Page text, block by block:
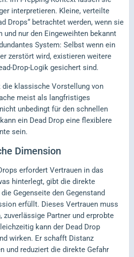
interpretieren. Kleine, verteilte
Drops“ betrachtet werden, wenn sie
und nur den Eingeweihten bekannt
System: Selbst wenn ein
zerstört wird, existieren weitere
Drop-Logik gesichert sind.
die klassische Vorstellung von
meist als langfristiges
unbedingt für den schnellen
ein Dead Drop eine flexiblere
sein.
Dimension
erfordert Vertrauen in das
hinterlegt, gibt die direkte
Gegenseite den Gegenstand
erfüllt. Dieses Vertrauen muss
zuverlässige Partner und erprobte
kann der Dead Drop
wirken. Er schafft Distanz
und reduziert die direkte Gefahr